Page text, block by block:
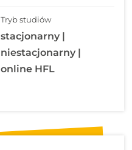
Tryb studiów
stacjonarny |
niestacjonarny |
online HFL